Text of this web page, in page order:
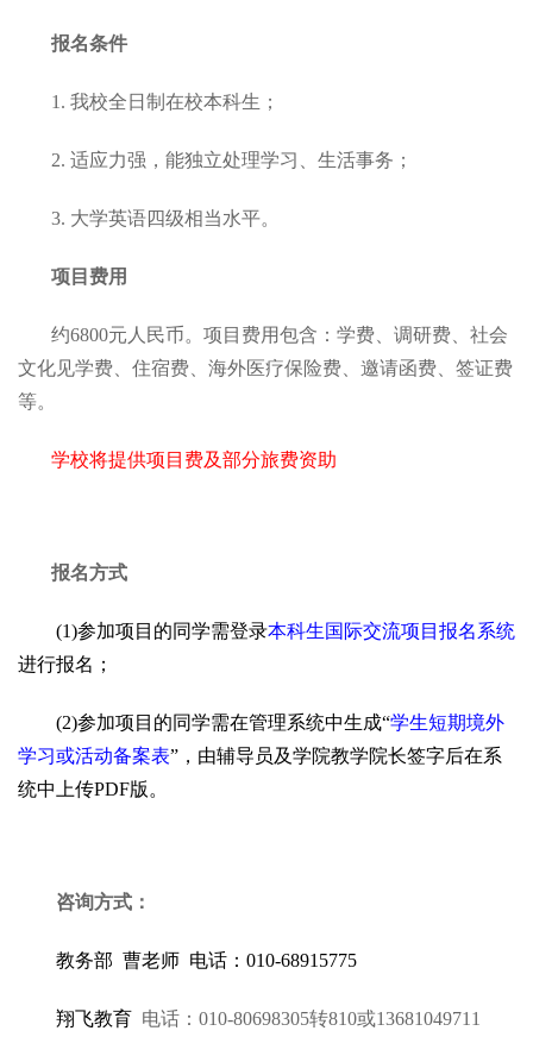
报名条件
1. 我校全日制在校本科生；
2. 适应力强，能独立处理学习、生活事务；
3. 大学英语四级相当水平。
项目费用
约6800元人民币。项目费用包含：学费、调研费、社会
文化见学费、住宿费、海外医疗保险费、邀请函费、签证费
等。
学校将提供项目费及部分旅费资助
报名方式
(1)参加项目的同学需登录本科生国际交流项目报名系统
进行报名；
(2)参加项目的同学需在管理系统中生成“学生短期境外
学习或活动备案表”，由辅导员及学院教学院长签字后在系
统中上传PDF版。
咨询方式：
教务部 曹老师 电话：010-68915775
翔飞教育 电话：010-80698305转810或13681049711